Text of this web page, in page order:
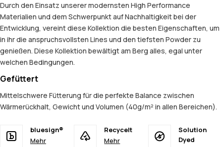
Durch den Einsatz unserer modernsten High Performance
Materialien und dem Schwerpunkt auf Nachhaltigkeit bei der
Entwicklung, vereint diese Kollektion die besten Eigenschaften, um
in ihr die anspruchsvollsten Lines und den tiefsten Powder zu
genießen. Diese Kollektion bewältigt am Berg alles, egal unter
welchen Bedingungen.
Gefüttert
Mittelschwere Fütterung für die perfekte Balance zwischen
Wärmerückhalt, Gewicht und Volumen (40g/m² in allen Bereichen).
bluesign®
Mehr
Recycelt
Mehr
Solution
Dyed